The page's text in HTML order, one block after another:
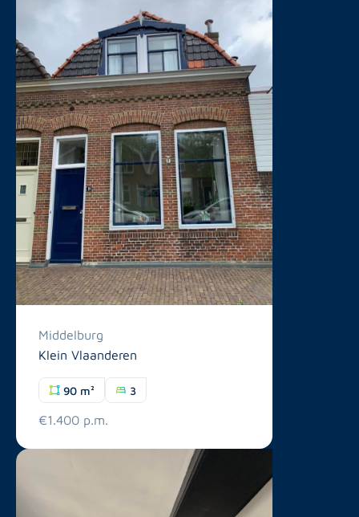
Middelburg
Klein Vlaanderen
90 m² 3
€1.400 p.m.